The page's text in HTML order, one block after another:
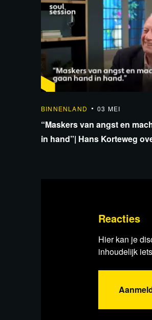
Deze
ook als
Luister nu
BINNENLAND 03 MEI
“Maskers van angst en
in hand”| Hans Korteweg
Reacties
Hier kan je
inhoudelijk